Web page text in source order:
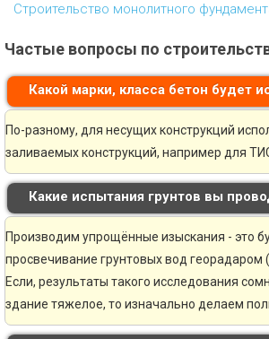
Строительство монолитного
Частые вопросы по
Какой марки, класса бетон будет
По-разному, для несущих конструкций
заливаемых конструкций, например для
Какие испытания грунтов вы
Производим упрощённые изыскания - это
просвечивание грунтовых вод георадаром
Если, результаты такого исследования
здание тяжелое, то изначально делаем